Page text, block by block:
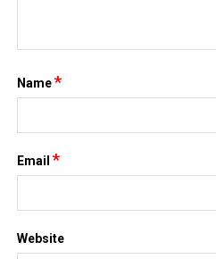
Name*
Email*
Website